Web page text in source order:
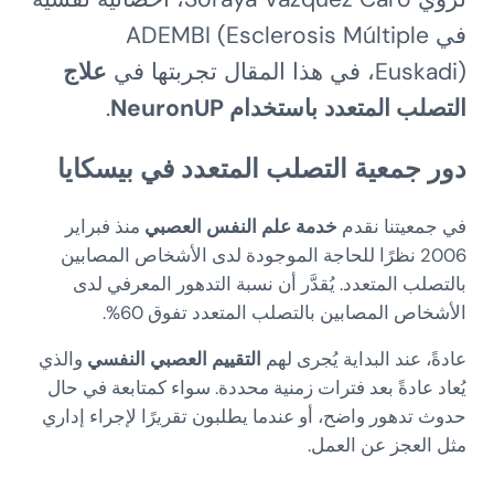
في ADEMBI (Esclerosis Múltiple
Euskadi)، في هذا المقال تجربتها في
علاج
التصلب المتعدد باستخدام NeuronUP .
دور جمعية التصلب المتعدد في بيسكايا
في جمعيتنا نقدم خدمة علم النفس العصبي منذ فبراير
2006 نظرًا للحاجة الموجودة لدى الأشخاص المصابين
بالتصلب المتعدد. يُقدَّر أن نسبة التدهور المعرفي لدى
الأشخاص المصابين بالتصلب المتعدد تفوق 60%.
عادةً، عند البداية يُجرى لهم التقييم العصبي النفسي والذي
يُعاد عادةً بعد فترات زمنية محددة. سواء كمتابعة في حال
حدوث تدهور واضح، أو عندما يطلبون تقريرًا لإجراء إداري
مثل العجز عن العمل.